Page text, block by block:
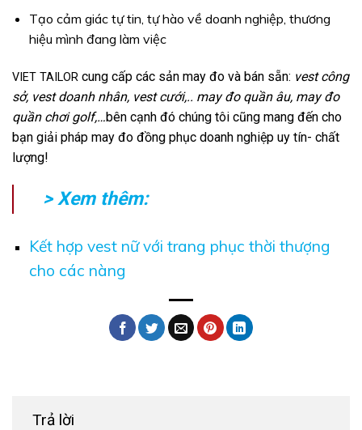
Tạo cảm giác tự tin, tự hào về doanh nghiệp, thương
hiệu mình đang làm việc
VIET TAILOR cung cấp các sản may đo và bán sẵn: vest công
sở, vest doanh nhân, vest cưới,.. may đo quần âu, may đo
quần chơi golf,…bên cạnh đó chúng tôi cũng mang đến cho
bạn giải pháp may đo đồng phục doanh nghiệp uy tín- chất
lượng!
> Xem thêm:
Kết hợp vest nữ với trang phục thời thượng
cho các nàng
Trả lời